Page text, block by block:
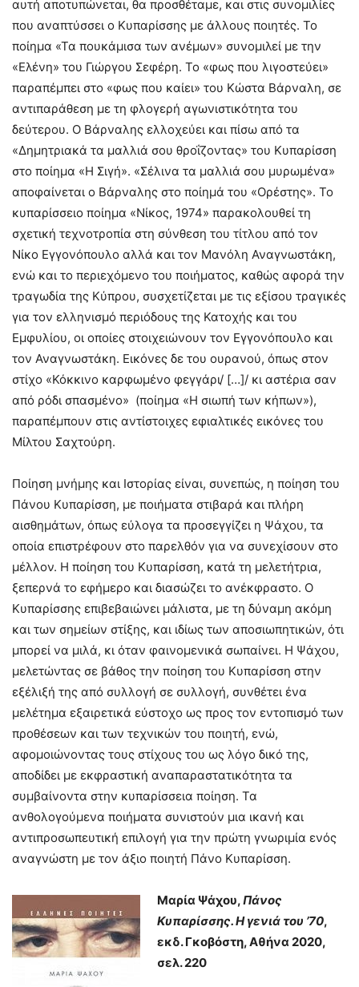
αυτή αποτυπώνεται, θα προσθέταμε, και στις συνομιλίες
που αναπτύσσει ο Κυπαρίσσης με άλλους ποιητές. Το
ποίημα «Τα πουκάμισα των ανέμων» συνομιλεί με την
«Ελένη» του Γιώργου Σεφέρη. Το «φως που λιγοστεύει»
παραπέμπει στο «φως που καίει» του Κώστα Βάρναλη, σε
αντιπαράθεση με τη φλογερή αγωνιστικότητα του
δεύτερου. Ο Βάρναλης ελλοχεύει και πίσω από τα
«Δημητριακά τα μαλλιά σου θροΐζοντας» του Κυπαρίσση
στο ποίημα «Η Σιγή». «Σέλινα τα μαλλιά σου μυρωμένα»
αποφαίνεται ο Βάρναλης στο ποίημά του «Ορέστης». Το
κυπαρίσσειο ποίημα «Νίκος, 1974» παρακολουθεί τη
σχετική τεχνοτροπία στη σύνθεση του τίτλου από τον
Νίκο Εγγονόπουλο αλλά και τον Μανόλη Αναγνωστάκη,
ενώ και το περιεχόμενο του ποιήματος, καθώς αφορά την
τραγωδία της Κύπρου, συσχετίζεται με τις εξίσου τραγικές
για τον ελληνισμό περιόδους της Κατοχής και του
Εμφυλίου, οι οποίες στοιχειώνουν τον Εγγονόπουλο και
τον Αναγνωστάκη. Εικόνες δε του ουρανού, όπως στον
στίχο «Κόκκινο καρφωμένο φεγγάρι/ […]/ κι αστέρια σαν
από ρόδι σπασμένο» (ποίημα «Η σιωπή των κήπων»),
παραπέμπουν στις αντίστοιχες εφιαλτικές εικόνες του
Μίλτου Σαχτούρη.
Ποίηση μνήμης και Ιστορίας είναι, συνεπώς, η ποίηση του
Πάνου Κυπαρίσση, με ποιήματα στιβαρά και πλήρη
αισθημάτων, όπως εύλογα τα προσεγγίζει η Ψάχου, τα
οποία επιστρέφουν στο παρελθόν για να συνεχίσουν στο
μέλλον. Η ποίηση του Κυπαρίσση, κατά τη μελετήτρια,
ξεπερνά το εφήμερο και διασώζει το ανέκφραστο. Ο
Κυπαρίσσης επιβεβαιώνει μάλιστα, με τη δύναμη ακόμη
και των σημείων στίξης, και ιδίως των αποσιωπητικών, ότι
μπορεί να μιλά, κι όταν φαινομενικά σωπαίνει. Η Ψάχου,
μελετώντας σε βάθος την ποίηση του Κυπαρίσση στην
εξέλιξή της από συλλογή σε συλλογή, συνθέτει ένα
μελέτημα εξαιρετικά εύστοχο ως προς τον εντοπισμό των
προθέσεων και των τεχνικών του ποιητή, ενώ,
αφομοιώνοντας τους στίχους του ως λόγο δικό της,
αποδίδει με εκφραστική αναπαραστατικότητα τα
συμβαίνοντα στην κυπαρίσσεια ποίηση. Τα
ανθολογούμενα ποιήματα συνιστούν μια ικανή και
αντιπροσωπευτική επιλογή για την πρώτη γνωριμία ενός
αναγνώστη με τον άξιο ποιητή Πάνο Κυπαρίσση.
Μαρία Ψάχου,Πάνος
Κυπαρίσσης. Η γενιά του ’70,
εκδ. Γκοβόστη, Αθήνα 2020,
σελ. 220